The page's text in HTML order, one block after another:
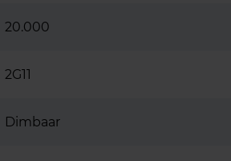
20.000
2G11
Dimbaar